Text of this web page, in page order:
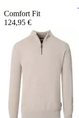
Comfort Fit
124,95 €